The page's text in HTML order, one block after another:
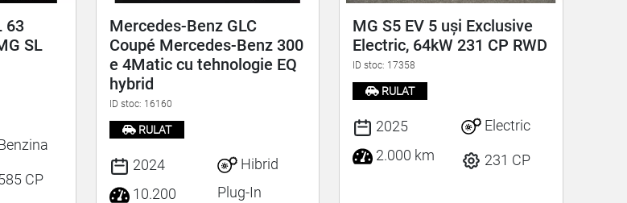
63
SL
CP
Mercedes-Benz GLC
Coupé Mercedes-Benz 300
e 4Matic cu tehnologie EQ
hybrid
ID stoc: 16160
RULAT
2024
10.200
Hibrid
Plug-In
MG S5 EV 5 uși Exclusive
Electric, 64kW 231 CP RWD
ID stoc: 17358
RULAT
2025
2.000 km
Electric
231 CP